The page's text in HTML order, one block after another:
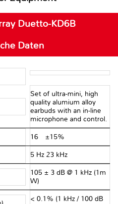
Duetto-KD6B
Daten
Set of ultra-mini, high
quality alumium alloy
earbuds with an in-line
microphone and control.
16Ω ±15%
5 Hz 23 kHz
105 ± 3 dB @ 1 kHz (1m
W)
< 0.1% (1 kHz / 100 dB